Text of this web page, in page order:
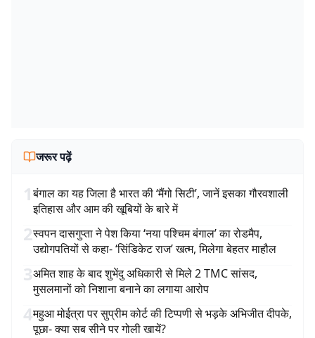
जरूर पढ़ें
1बंगाल का यह जिला है भारत की ‘मैंगो सिटी’, जानें इसका गौरवशाली
इतिहास और आम की खूबियों के बारे में
2स्वपन दासगुप्ता ने पेश किया ‘नया पश्चिम बंगाल’ का रोडमैप,
उद्योगपतियों से कहा- ‘सिंडिकेट राज’ खत्म, मिलेगा बेहतर माहौल
3अमित शाह के बाद शुभेंदु अधिकारी से मिले 2 TMC सांसद,
मुसलमानों को निशाना बनाने का लगाया आरोप
4महुआ मोईत्रा पर सुप्रीम कोर्ट की टिप्पणी से भड़के अभिजीत दीपके,
पूछा- क्या सब सीने पर गोली खायें?